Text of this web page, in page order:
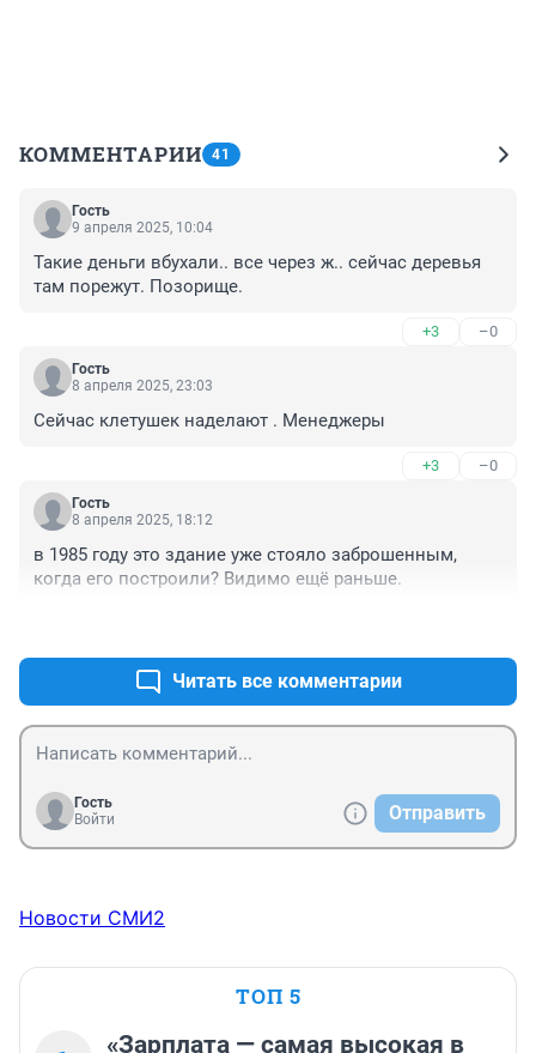
КОММЕНТАРИИ 41
Гость
9 апреля 2025, 10:04
Такие деньги вбухали.. все через ж.. сейчас деревья
там порежут. Позорище.
+3 –0
Гость
8 апреля 2025, 23:03
Сейчас клетушек наделают . Менеджеры
+3 –0
Гость
8 апреля 2025, 18:12
в 1985 году это здание уже стояло заброшенным,
когда его построили? Видимо ещё раньше.
Читать все комментарии
Гость
Войти
Отправить
Новости СМИ2
ТОП 5
«Зарплата — самая высокая в